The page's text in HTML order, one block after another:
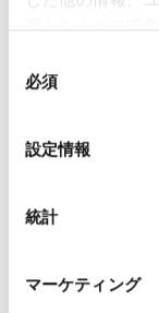
ッキーに同意し
必須
設定情報
統計
マーケティング